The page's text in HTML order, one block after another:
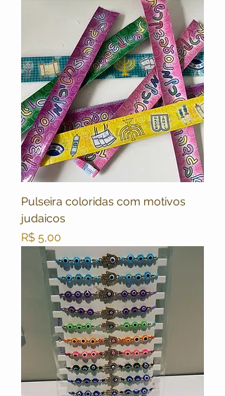
Pulseira coloridas com motivos
judaicos
Preço
R$ 5,00